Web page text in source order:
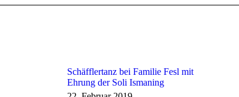
Schäfflertanz bei Familie Fesl mit
Ehrung der Soli Ismaning